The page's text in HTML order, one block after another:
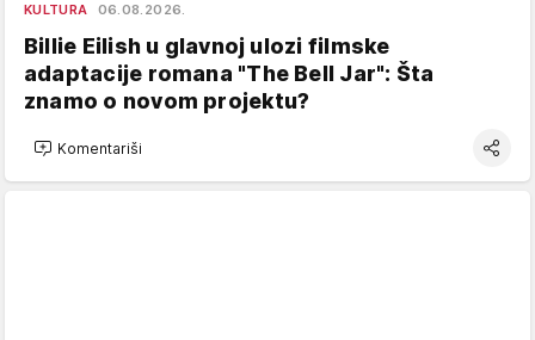
KULTURA 06.08.2026.
Billie Eilish u glavnoj ulozi filmske
adaptacije romana "The Bell Jar": Šta
znamo o novom projektu?
Komentariši